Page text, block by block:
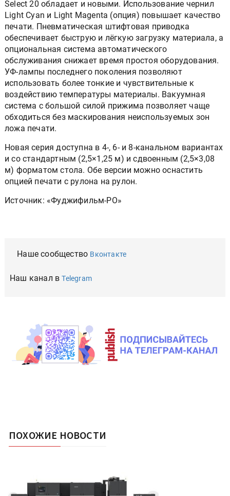
Select 20 обладает и новыми. Использование чернил
Light Cyan и Light Magenta (опция) повышает качество
печати. Пневматическая штифтовая приводка
обеспечивает быструю и лёгкую загрузку материала, а
опциональная система автоматического
обслуживания снижает время простоя оборудования.
УФ-лампы последнего поколения позволяют
использовать более тонкие и чувствительные к
воздействию температуры материалы. Вакуумная
система с большой силой прижима позволяет чаще
обходиться без маскирования неиспользуемых зон
ложа печати.
Новая серия доступна в 4-, 6- и 8-канальном вариантах
и со стандартным (2,5×1,25 м) и сдвоенным (2,5×3,08
м) форматом стола. Обе версии можно оснастить
опцией печати с рулона на рулон.
Источник: «Фуджифильм-РО»
Наше сообщество Вконтакте
Наш канал вTelegram
ПОХОЖИЕ НОВОСТИ